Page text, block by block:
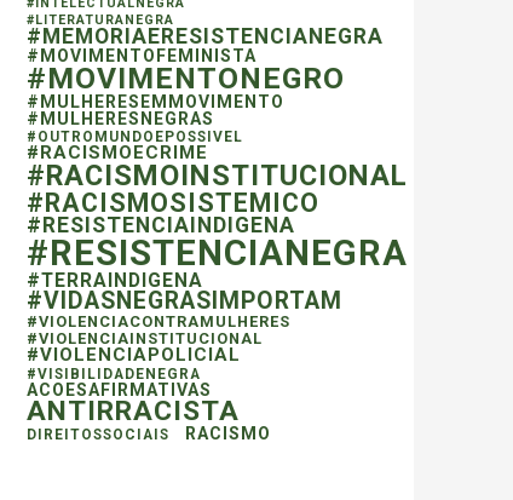
#INTELECTUALNEGRA
#LITERATURANEGRA
#MEMORIAERESISTENCIANEGRA
#MOVIMENTOFEMINISTA
#MOVIMENTONEGRO
#MULHERESEMMOVIMENTO
#MULHERESNEGRAS
#OUTROMUNDOEPOSSIVEL
#RACISMOECRIME
#RACISMOINSTITUCIONAL
#RACISMOSISTEMICO
#RESISTENCIAINDIGENA
#RESISTENCIANEGRA
#TERRAINDIGENA
#VIDASNEGRASIMPORTAM
#VIOLENCIACONTRAMULHERES
#VIOLENCIAINSTITUCIONAL
#VIOLENCIAPOLICIAL
#VISIBILIDADENEGRA
ACOESAFIRMATIVAS
ANTIRRACISTA
DIREITOSSOCIAIS RACISMO